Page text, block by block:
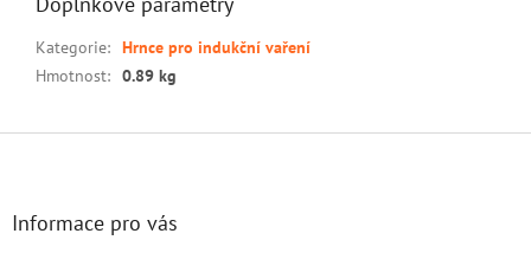
Kategorie: Hrnce pro indukční vaření
Hmotnost: 0.89 kg
Informace pro vás